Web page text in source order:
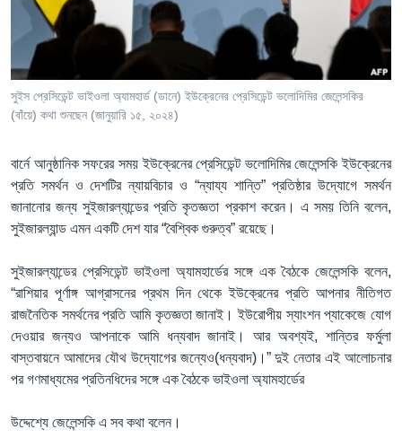
Learning English
FOLLOW US
অন্য ভাষায় ওয়েব সাইট
সুইস প্রেসিডেন্ট ভাইওলা অ্যামহার্ড (ডানে) ইউক্রেনের প্রেসিডেন্ট ভলোদিমির জেলেন্সকির
(বাঁয়ে) কথা শুনছেন (জানুয়ারি ১৫, ২০২৪)
বার্নে আনুষ্ঠানিক সফরের সময় ইউক্রেনের প্রেসিডেন্ট ভলোদিমির জেলেন্সকি ইউক্রেনের
প্রতি সমর্থন ও দেশটির ন্যায়বিচার ও “ন্যায্য শান্তি” প্রতিষ্ঠার উদ্যোগে সমর্থন
জানানোর জন্য সুইজারল্যান্ডের প্রতি কৃতজ্ঞতা প্রকাশ করেন। এ সময় তিনি বলেন,
সুইজারল্যান্ড এমন একটি দেশ যার “বৈশ্বিক গুরুত্ব” রয়েছে।
সুইজারল্যান্ডের প্রেসিডেন্ট ভাইওলা অ্যামহার্ডের সঙ্গে এক বৈঠকে জেলেন্সকি বলেন,
“রাশিয়ার পূর্ণাঙ্গ আগ্রাসনের প্রথম দিন থেকে ইউক্রেনের প্রতি আপনার নীতিগত
রাজনৈতিক সমর্থনের প্রতি আমি কৃতজ্ঞতা জানাই। ইউরোপীয় স্যাংশন প্যাকেজে যোগ
দেওয়ার জন্যও আপনাকে আমি ধন্যবাদ জানাই। আর অবশ্যই, শান্তির ফর্মুলা
বাস্তবায়নে আমাদের যৌথ উদ্যোগের জন্যেও(ধন্যবাদ)।” দুই নেতার এই আলোচনার
পর গণমাধ্যমের প্রতিনধিদের সঙ্গে এক বৈঠকে ভাইওলা অ্যামহার্ডের
উদ্দেশ্যে জেলেন্সকি এ সব কথা বলেন।